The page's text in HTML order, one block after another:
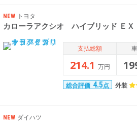
NEW トヨタ
カローラアクシオ ハイブリッド ＥＸ
支払総額
214.1 万円
総合評価 4.5点 外装
NEW ダイハツ